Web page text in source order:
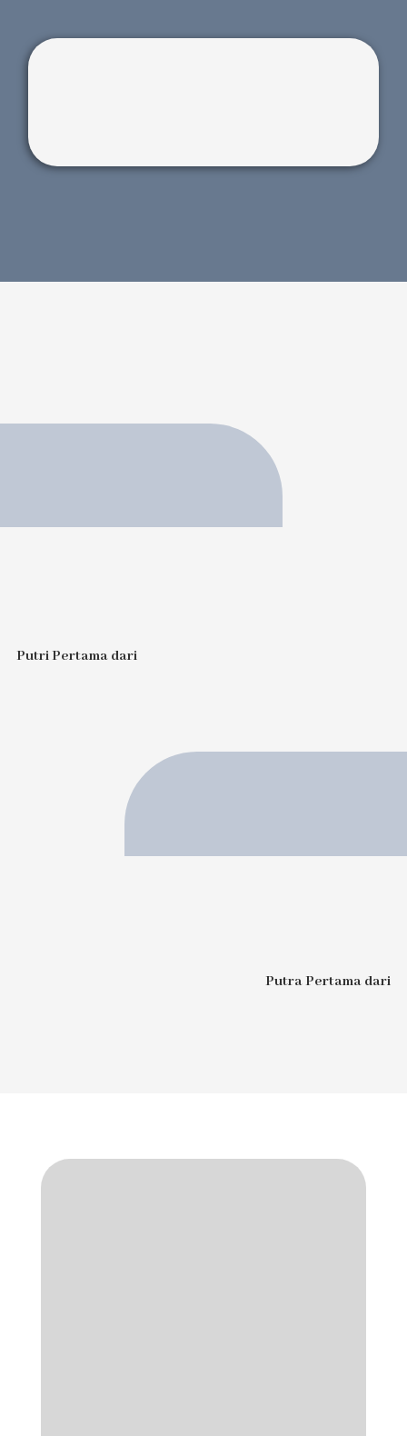
Putri Pertama dari
Putra Pertama dari